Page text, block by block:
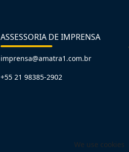
ASSESSORIA DE IMPRENSA
imprensa@amatra1.com.br
+55 21 98385-2902
We use cookies